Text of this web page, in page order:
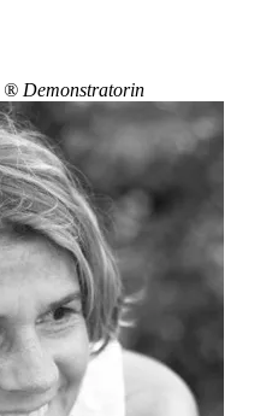
® Demonstratorin